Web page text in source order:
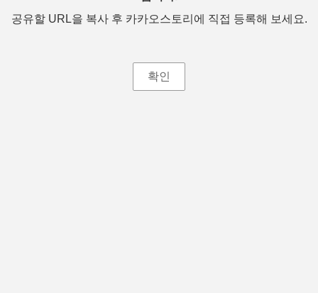
공유할 URL을 복사 후 카카오스토리에 직접 등록해 보세요.
확인